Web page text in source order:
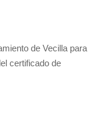
de Vecilla para
certificado de